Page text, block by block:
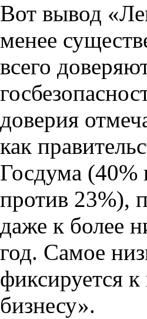
Вот вывод
менее
всего
доверия
как
Госдума (40%
против 23%),
даже к более
год. Самое
фиксируется
бизнесу».